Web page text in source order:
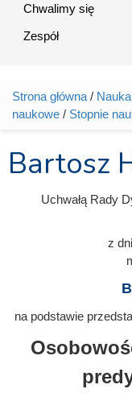
Chwalimy się
Zespół
Jesteś tutaj
Strona główna /
naukowe / Stopnie
Bartosz
Uchwałą Rady
z
na podstawie